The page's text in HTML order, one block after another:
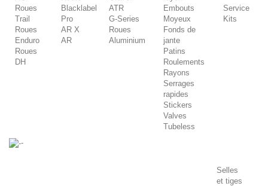
Roues
Trail
Roues
Enduro
Roues
DH
Blacklabel
Pro
AR X
AR
ATR
G-Series
Roues
Aluminium
Embouts
Moyeux
Fonds de
jante
Patins
Roulements
Rayons
Serrages
rapides
Stickers
Valves
Tubeless
Service
Kits
-
Selles
et tiges